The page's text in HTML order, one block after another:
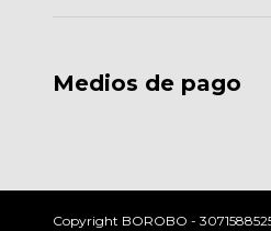
Medios de pago
Copyright BOROBO -